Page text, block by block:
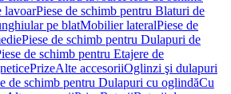
lavoarPiese de schimb pentru Blaturi de
pe blatMobilier lateralPiese de
Piese de schimb pentru Dulapuri de
de schimb pentru Etajere de
PrizeAlte accesoriiOglinzi şi dulapuri
de schimb pentru Dulapuri cu oglindăCu